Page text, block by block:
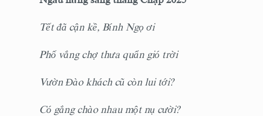
Tết đã cận kề, Bính Ngọ ơi
Phố vắng chợ thưa quẩn gió trời
Vườn Đào khách cũ còn lui tới?
Có gắng chào nhau một nụ cười?